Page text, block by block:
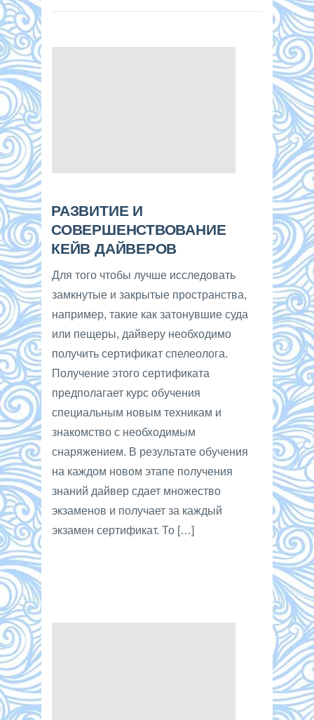
РАЗВИТИЕ И
СОВЕРШЕНСТВОВАНИЕ
КЕЙВ ДАЙВЕРОВ
Для того чтобы лучше исследовать
замкнутые и закрытые пространства,
например, такие как затонувшие суда
или пещеры, дайверу необходимо
получить сертификат спелеолога.
Получение этого сертификата
предполагает курс обучения
специальным новым техникам и
знакомство с необходимым
снаряжением. В результате обучения
на каждом новом этапе получения
знаний дайвер сдает множество
экзаменов и получает за каждый
экзамен сертификат. То […]